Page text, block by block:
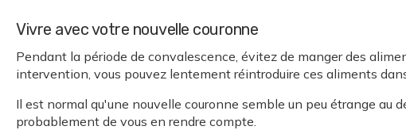
Vivre avec votre nouvelle couronne
Pendant la période de convalescence, évitez de manger des
intervention, vous pouvez lentement réintroduire ces aliments
Il est normal qu'une nouvelle couronne semble un peu étrange au
probablement de vous en rendre compte.